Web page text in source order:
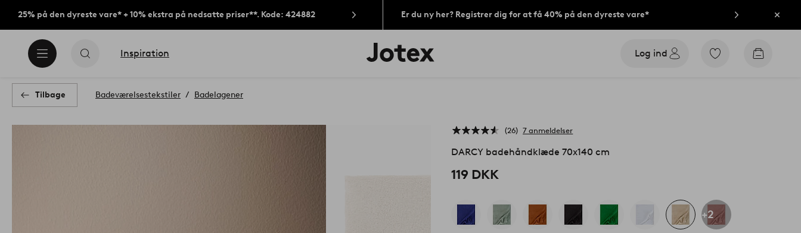
25% på den dyreste vare* + 10% ekstra på nedsatte priser**. Kode: 424882 Er du ny her? Registrer dig for at få 40% på den dyreste vare* Luk
Inspiration
Jotex
logo
Log ind
Gå
Gå
Tilbage Badeværelsestekstiler Badelagener
26 7 anmeldelser
DARCY badehåndklæde 70x140 cm
119 DKK
+2